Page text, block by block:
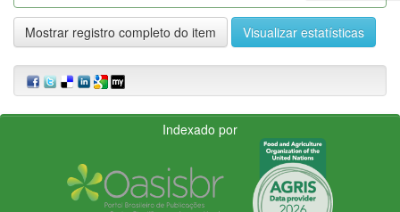
Mostrar registro completo do item Visualizar estatísticas
Indexado por